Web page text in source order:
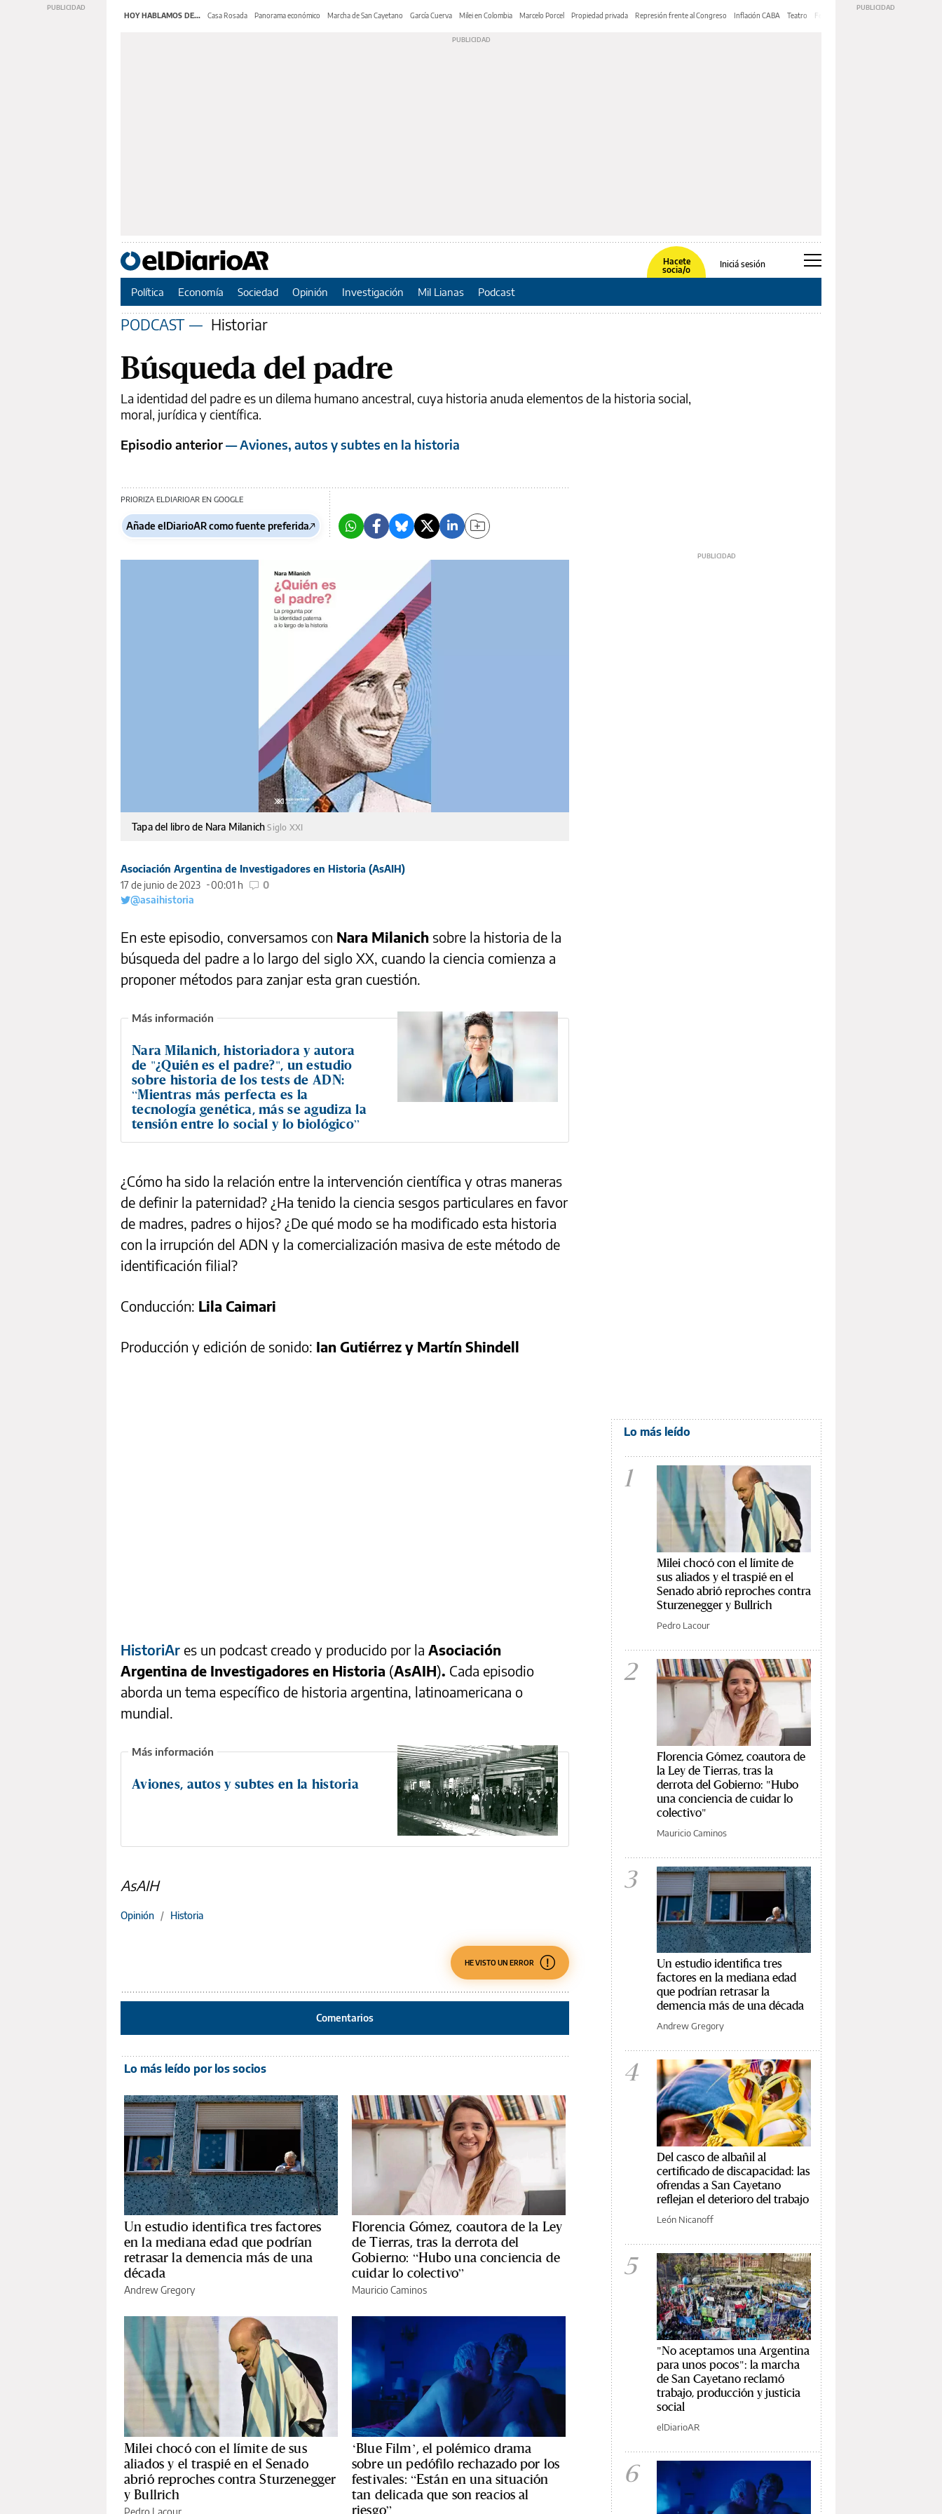
HOY HABLAMOS DE... Casa Rosada Panorama económico Marcha de San Cayetano García Cuerva Milei en Colombia Marcelo Porcel Propiedad privada Represión frente al Congreso Inflación CABA Teatro Feria de Editores
Hacete
socia/o
Iniciá sesión
Política Economía Sociedad Opinión Investigación Mil Lianas Podcast
PODCAST — Historiar
Búsqueda del padre
La identidad del padre es un dilema humano ancestral, cuya historia anuda elementos de la historia social,
moral, jurídica y científica.
Episodio anterior— Aviones, autos y subtes en la historia
PRIORIZA ELDIARIOAR EN GOOGLE
Añade elDiarioAR como fuente preferida
Tapa del libro de Nara MilanichSiglo XXI
Asociación Argentina de Investigadores en Historia (AsAIH)
17 de junio de 2023
00:01 h
0
@asaihistoria
En este episodio, conversamos con Nara Milanich sobre la historia de la
búsqueda del padre a lo largo del siglo XX, cuando la ciencia comienza a
proponer métodos para zanjar esta gran cuestión.
Nara Milanich, historiadora y autora
de "¿Quién es el padre?", un estudio
sobre historia de los tests de ADN:
“Mientras más perfecta es la
tecnología genética, más se agudiza la
tensión entre lo social y lo biológico”
¿Cómo ha sido la relación entre la intervención científica y otras maneras
de definir la paternidad? ¿Ha tenido la ciencia sesgos particulares en favor
de madres, padres o hijos? ¿De qué modo se ha modificado esta historia
con la irrupción del ADN y la comercialización masiva de este método de
identificación filial?
Conducción: Lila Caimari
Producción y edición de sonido: Ian Gutiérrez y Martín Shindell
HistoriAr es un podcast creado y producido por la Asociación
Argentina de Investigadores en Historia (AsAIH). Cada episodio
aborda un tema específico de historia argentina, latinoamericana o
mundial.
Aviones, autos y subtes en la historia
AsAIH
Opinión / Historia
HE VISTO UN ERROR
Comentarios
Lo más leído por los socios
Un estudio identifica tres factores
en la mediana edad que podrían
retrasar la demencia más de una
década
Andrew Gregory
Florencia Gómez, coautora de la Ley
de Tierras, tras la derrota del
Gobierno: “Hubo una conciencia de
cuidar lo colectivo”
Mauricio Caminos
Milei chocó con el límite de sus
aliados y el traspié en el Senado
abrió reproches contra Sturzenegger
y Bullrich
‘Blue Film’, el polémico drama
sobre un pedófilo rechazado por los
festivales: “Están en una situación
tan delicada que son reacios al
riesgo”
Lo más leído
1
Milei chocó con el límite de
sus aliados y el traspié en el
Senado abrió reproches contra
Sturzenegger y Bullrich
Pedro Lacour
2
Florencia Gómez, coautora de
la Ley de Tierras, tras la
derrota del Gobierno: "Hubo
una conciencia de cuidar lo
colectivo"
Mauricio Caminos
3
Un estudio identifica tres
factores en la mediana edad
que podrían retrasar la
demencia más de una década
Andrew Gregory
4
Del casco de albañil al
certificado de discapacidad: las
ofrendas a San Cayetano
reflejan el deterioro del trabajo
León Nicanoff
5
"No aceptamos una Argentina
para unos pocos": la marcha
de San Cayetano reclamó
trabajo, producción y justicia
social
elDiarioAR
6